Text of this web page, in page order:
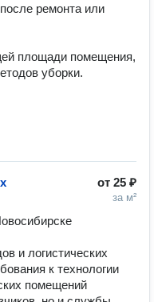
ремонта или
площади помещения,
уборки.
от 25 ₽
за м²
и логистических
к технологии
помещений